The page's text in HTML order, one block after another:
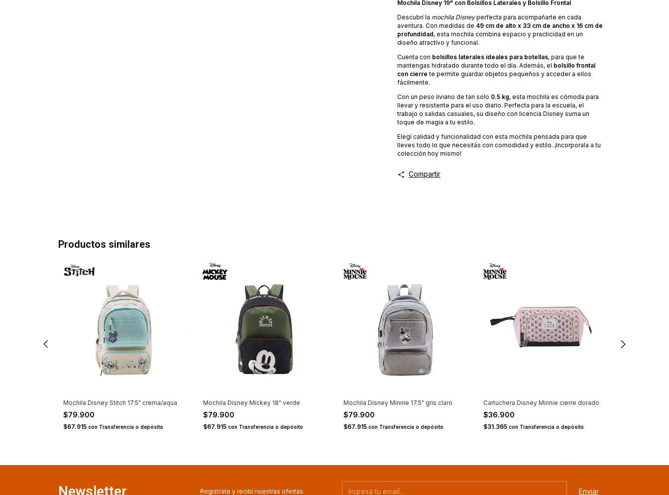
Mochila Disney 19" con Bolsillos Laterales y Bolsillo Frontal
Descubrí la mochila Disneyperfecta para acompañarte en cada
aventura. Con medidas de 49 cm de alto x 33 cm de ancho x 16 cm de
profundidad, esta mochila combina espacio y practicidad en un
diseño atractivo y funcional.
Cuenta con bolsillos laterales ideales para botellas, para que te
mantengas hidratado durante todo el día. Además, el bolsillo frontal
con cierre te permite guardar objetos pequeños y acceder a ellos
fácilmente.
Con un peso liviano de tan solo 0.5 kg, esta mochila es cómoda para
llevar y resistente para el uso diario. Perfecta para la escuela, el
trabajo o salidas casuales, su diseño con licencia Disney suma un
toque de magia a tu estilo.
Elegí calidad y funcionalidad con esta mochila pensada para que
lleves todo lo que necesitás con comodidad y estilo. ¡Incorporala a tu
colección hoy mismo!
Compartir
Productos similares
Mochila Disney Stitch 17.5" crema/aqua
$79.900
$67.915 con Transferencia o depósito
Mochila Disney Mickey 18" verde
$79.900
$67.915con Transferencia o depósito
Mochila Disney Minnie 17.5" gris claro
$79.900
$67.915 con Transferencia o depósito
Cartuchera Disney Minnie cierre dorado
$36.900
$31.365 con Transferencia o depósito
Newsletter Registrate y recibí nuestras ofertas.